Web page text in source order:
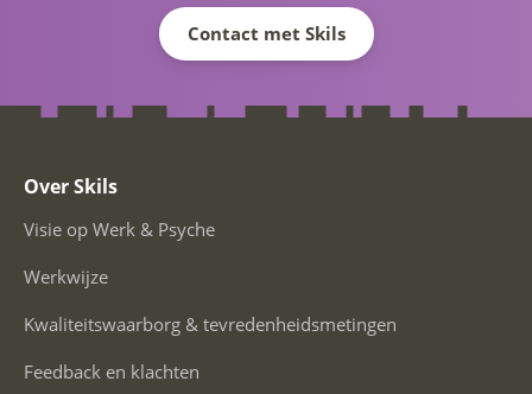
Contact met Skils
Over Skils
Visie op Werk & Psyche
Werkwijze
Kwaliteitswaarborg & tevredenheidsmetingen
Feedback en klachten